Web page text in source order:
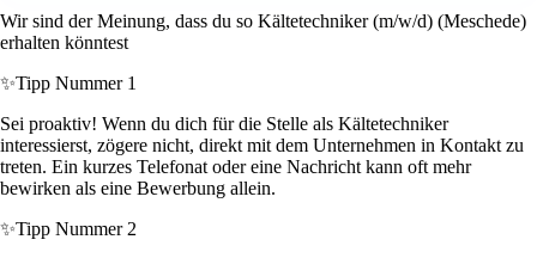
Wir sind der Meinung, dass du so Kältetechniker (m/w/d) (Meschede)
erhalten könntest
✨Tipp Nummer 1
Sei proaktiv! Wenn du dich für die Stelle als Kältetechniker
interessierst, zögere nicht, direkt mit dem Unternehmen in Kontakt zu
treten. Ein kurzes Telefonat oder eine Nachricht kann oft mehr
bewirken als eine Bewerbung allein.
✨Tipp Nummer 2